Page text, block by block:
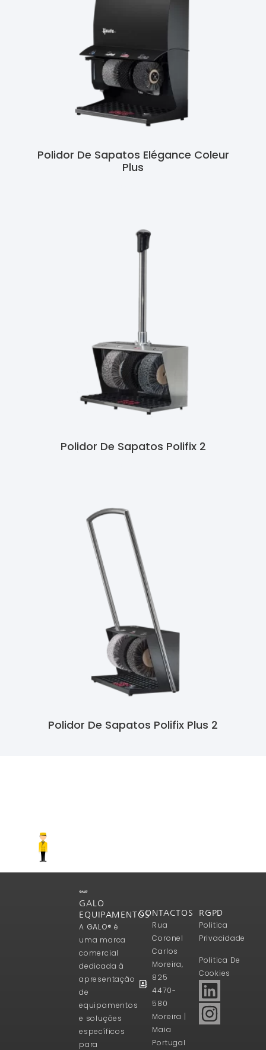
Polidor De Sapatos Elégance Coleur
Plus
Polidor De Sapatos Polifix 2
Polidor De Sapatos Polifix Plus 2
GALO
EQUIPAMENTOS
A GALO® é
uma marca
comercial
dedicada à
apresentação
de
equipamentos
e soluções
específicos
para
CONTACTOS
Rua
Coronel
Carlos
Moreira,
825
4470-
580
Moreira |
Maia
Portugal
RGPD
Politica
Privacidade
Politica De
Cookies